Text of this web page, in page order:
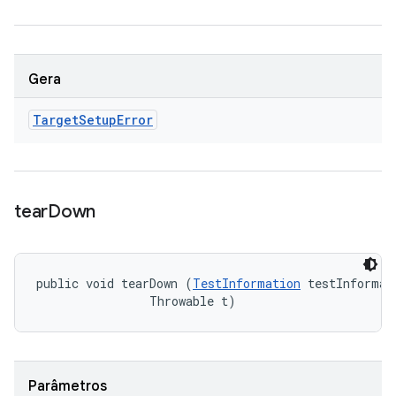
Gera
TargetSetupError
tearDown
public void tearDown (TestInformation
                Throwable t)
Parâmetros